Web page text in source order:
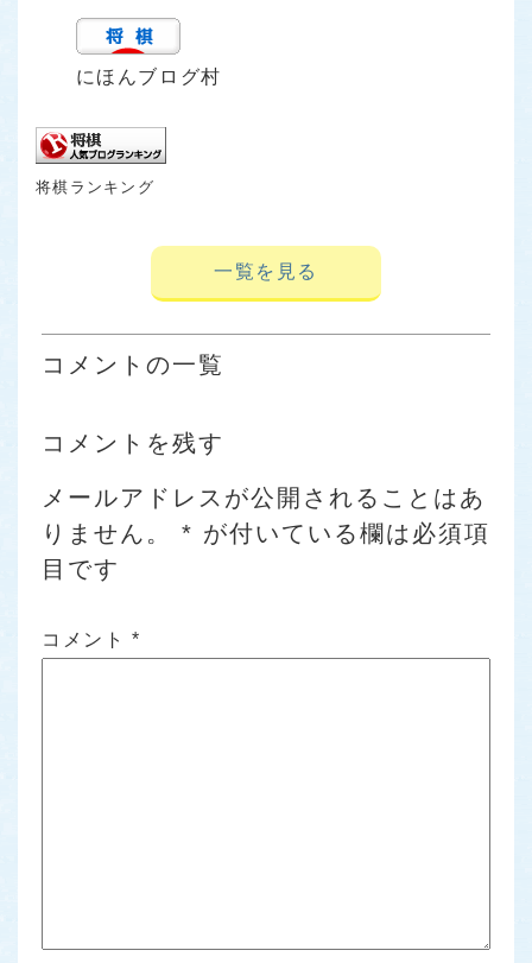
にほんブログ村
将棋ランキング
一覧を見る
コメントの一覧
コメントを残す
メールアドレスが公開されることはあ
りません。
* が付いている欄は必須項
目です
コメント *